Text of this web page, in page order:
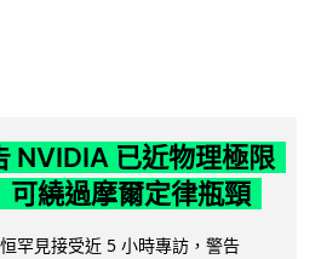
NVIDIA 已近物理極限
可繞過摩爾定律瓶頸
罕見接受近 5 小時專訪，警告